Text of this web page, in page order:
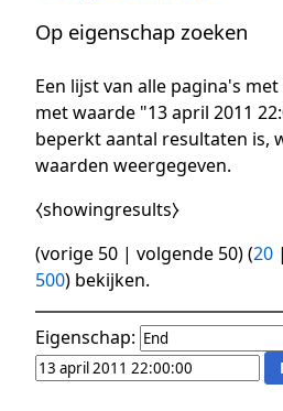
Op eigenschap zoeken
Een lijst van alle pagina's
met waarde "13 april 2011
beperkt aantal resultaten is,
waarden weergegeven.
⧼showingresults⧽
(vorige 50 | volgende 50) (20 |
500) bekijken.
Eigenschap: